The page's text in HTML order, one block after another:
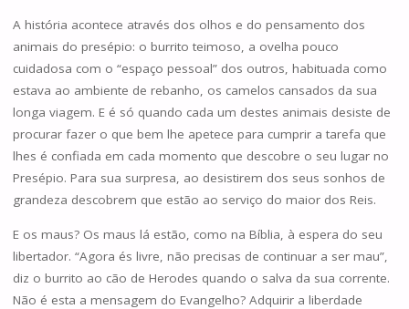
A história acontece através dos olhos e do pensamento dos
animais do presépio: o burrito teimoso, a ovelha pouco
cuidadosa com o “espaço pessoal” dos outros, habituada como
estava ao ambiente de rebanho, os camelos cansados da sua
longa viagem. E é só quando cada um destes animais desiste de
procurar fazer o que bem lhe apetece para cumprir a tarefa que
lhes é confiada em cada momento que descobre o seu lugar no
Presépio. Para sua surpresa, ao desistirem dos seus sonhos de
grandeza descobrem que estão ao serviço do maior dos Reis.
E os maus? Os maus lá estão, como na Bíblia, à espera do seu
libertador. “Agora és livre, não precisas de continuar a ser mau”,
diz o burrito ao cão de Herodes quando o salva da sua corrente.
Não é esta a mensagem do Evangelho? Adquirir a liberdade